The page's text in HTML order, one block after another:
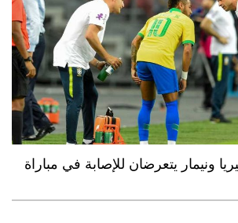
ونيمار يتعرضان للإصابة في مباراة